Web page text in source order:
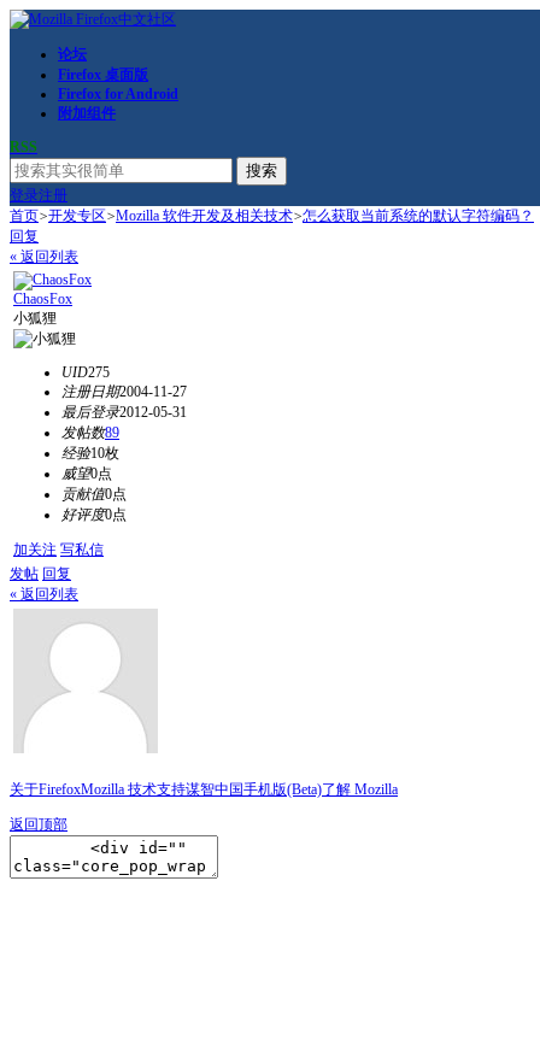
论坛
Firefox 桌面版
Firefox for Android
附加组件
RSS
搜索
登录注册
首页>开发专区>Mozilla 软件开发及相关技术>怎么获取当前系统的默认字符编码？
回复
« 返回列表
ChaosFox
小狐狸
UID275
注册日期2004-11-27
最后登录2012-05-31
发帖数89
经验10枚
威望0点
贡献值0点
好评度0点
加关注 写私信
发帖 回复
« 返回列表
关于FirefoxMozilla 技术支持谋智中国手机版(Beta)了解 Mozilla
返回顶部